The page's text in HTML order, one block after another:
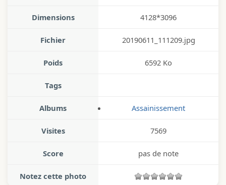
Dimensions 4128*3096
Fichier 20190611_111209.jpg
Poids 6592 Ko
Tags
Albums Assainissement
Visites 7569
Score pas de note
Notez cette photo